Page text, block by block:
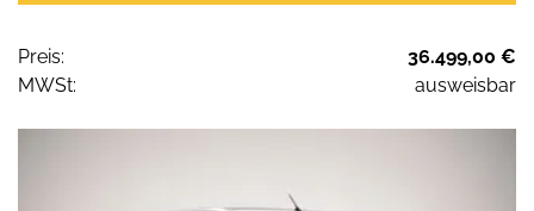
Preis:
36.499,00 €
MWSt:
ausweisbar